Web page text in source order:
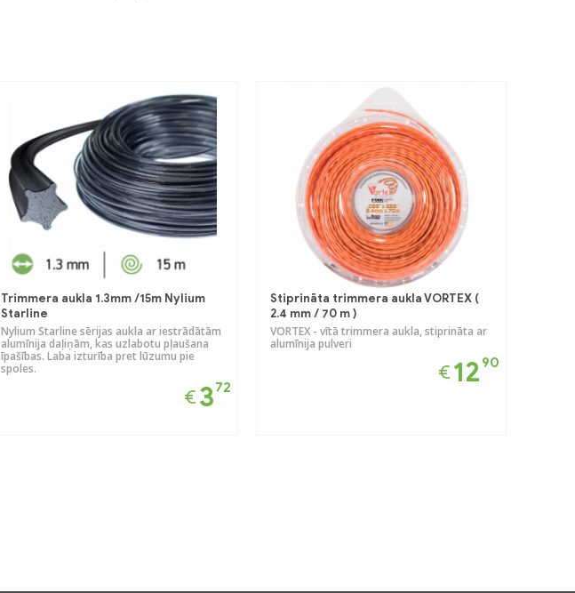
Trimmera aukla 1.3mm /15m Nylium
Starline
Nylium Starline sērijas aukla ar iestrādātām
alumīnija daļiņām, kas uzlabotu pļaušana
īpašības. Laba izturība pret lūzumu pie
spoles.
€372
Stiprināta trimmera aukla VORTEX (
2.4 mm / 70 m )
VORTEX - vītā trimmera aukla, stiprināta ar
alumīnija pulveri
€12 90